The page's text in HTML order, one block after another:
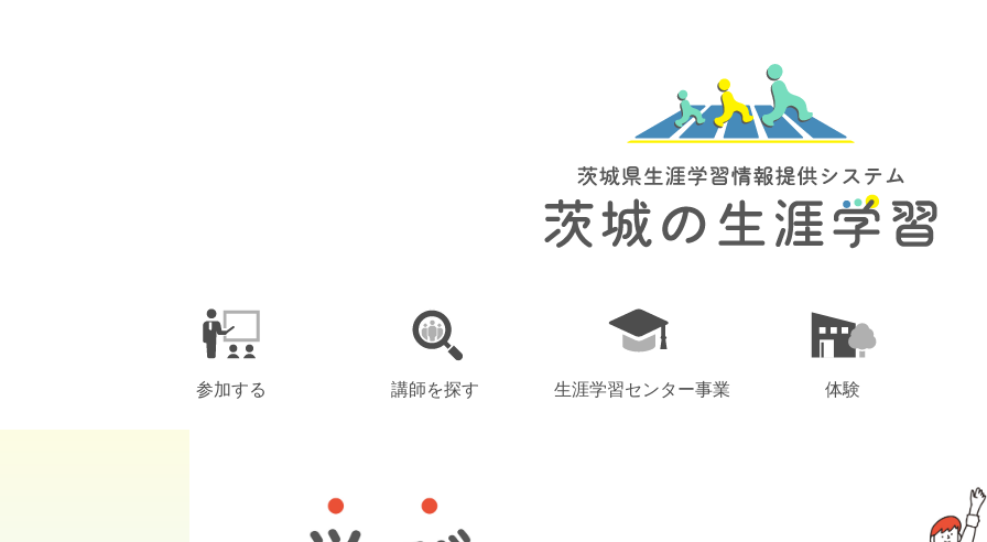
参加する 講師を探す 生涯学習センター事業 体験